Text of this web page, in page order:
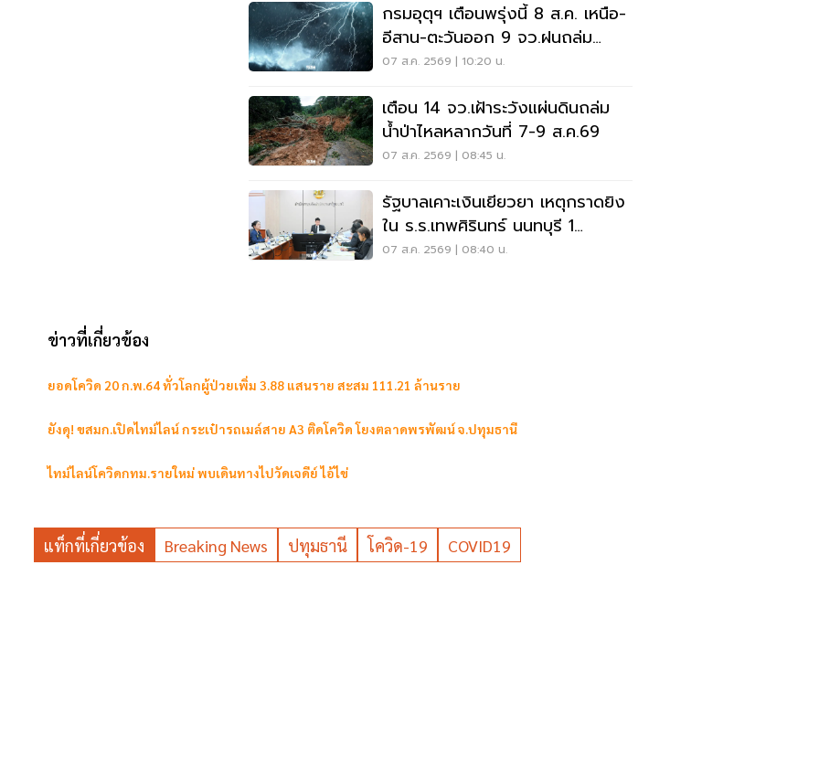
กรมอุตุฯ เตือนพรุ่งนี้ 8 ส.ค. เหนือ-
อีสาน-ตะวันออก 9 จว.ฝนถล่ม
ระวังน้ำท่วมฉับพลัน
07 ส.ค. 2569 | 10:20 น.
เตือน 14 จว.เฝ้าระวังแผ่นดินถล่ม
น้ำป่าไหลหลากวันที่ 7-9 ส.ค.69
07 ส.ค. 2569 | 08:45 น.
รัฐบาลเคาะเงินเยียวยา เหตุกราดยิง
ใน ร.ร.เทพศิรินทร์ นนทบุรี 1
แสน-1ล้าน
07 ส.ค. 2569 | 08:40 น.
ข่าวที่เกี่ยวข้อง
ยอดโควิด 20 ก.พ.64 ทั่วโลกผู้ป่วยเพิ่ม 3.88 แสนราย สะสม 111.21 ล้านราย
ยังดุ! ขสมก.เปิดไทม์ไลน์ กระเป๋ารถเมล์สาย A3 ติดโควิด โยงตลาดพรพัฒน์ จ.ปทุมธานี
ไทม์ไลน์โควิดกทม.รายใหม่ พบเดินทางไปวัดเจดีย์ ไอ้ไข่
แท็กที่เกี่ยวข้อง Breaking News ปทุมธานี โควิด-19 COVID19